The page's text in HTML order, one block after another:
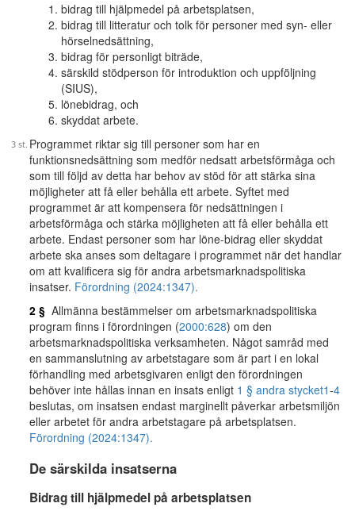
bidrag till hjälpmedel på arbetsplatsen,
bidrag till litteratur och tolk för personer med syn- eller
hörselnedsättning,
bidrag för personligt biträde,
särskild stödperson för introduktion och uppföljning
(SIUS),
lönebidrag, och
skyddat arbete.
Programmet riktar sig till personer som har en
funktionsnedsättning som medför nedsatt arbetsförmåga och
som till följd av detta har behov av stöd för att stärka sina
möjligheter att få eller behålla ett arbete. Syftet med
programmet är att kompensera för nedsättningen i
arbetsförmåga och stärka möjligheten att få eller behålla ett
arbete. Endast personer som har löne-bidrag eller skyddat
arbete ska anses som deltagare i programmet när det handlar
om att kvalificera sig för andra arbetsmarknadspolitiska
insatser. Förordning (2024:1347).
2 § Allmänna bestämmelser om arbetsmarknadspolitiska
program finns i förordningen (2000:628) om den
arbetsmarknadspolitiska verksamheten. Något samråd med
en sammanslutning av arbetstagare som är part i en lokal
förhandling med arbetsgivaren enligt den förordningen
behöver inte hållas innan en insats enligt 1 § andra stycket1-4
beslutas, om insatsen endast marginellt påverkar arbetsmiljön
eller arbetet för andra arbetstagare på arbetsplatsen.
Förordning (2024:1347).
De särskilda insatserna
Bidrag till hjälpmedel på arbetsplatsen